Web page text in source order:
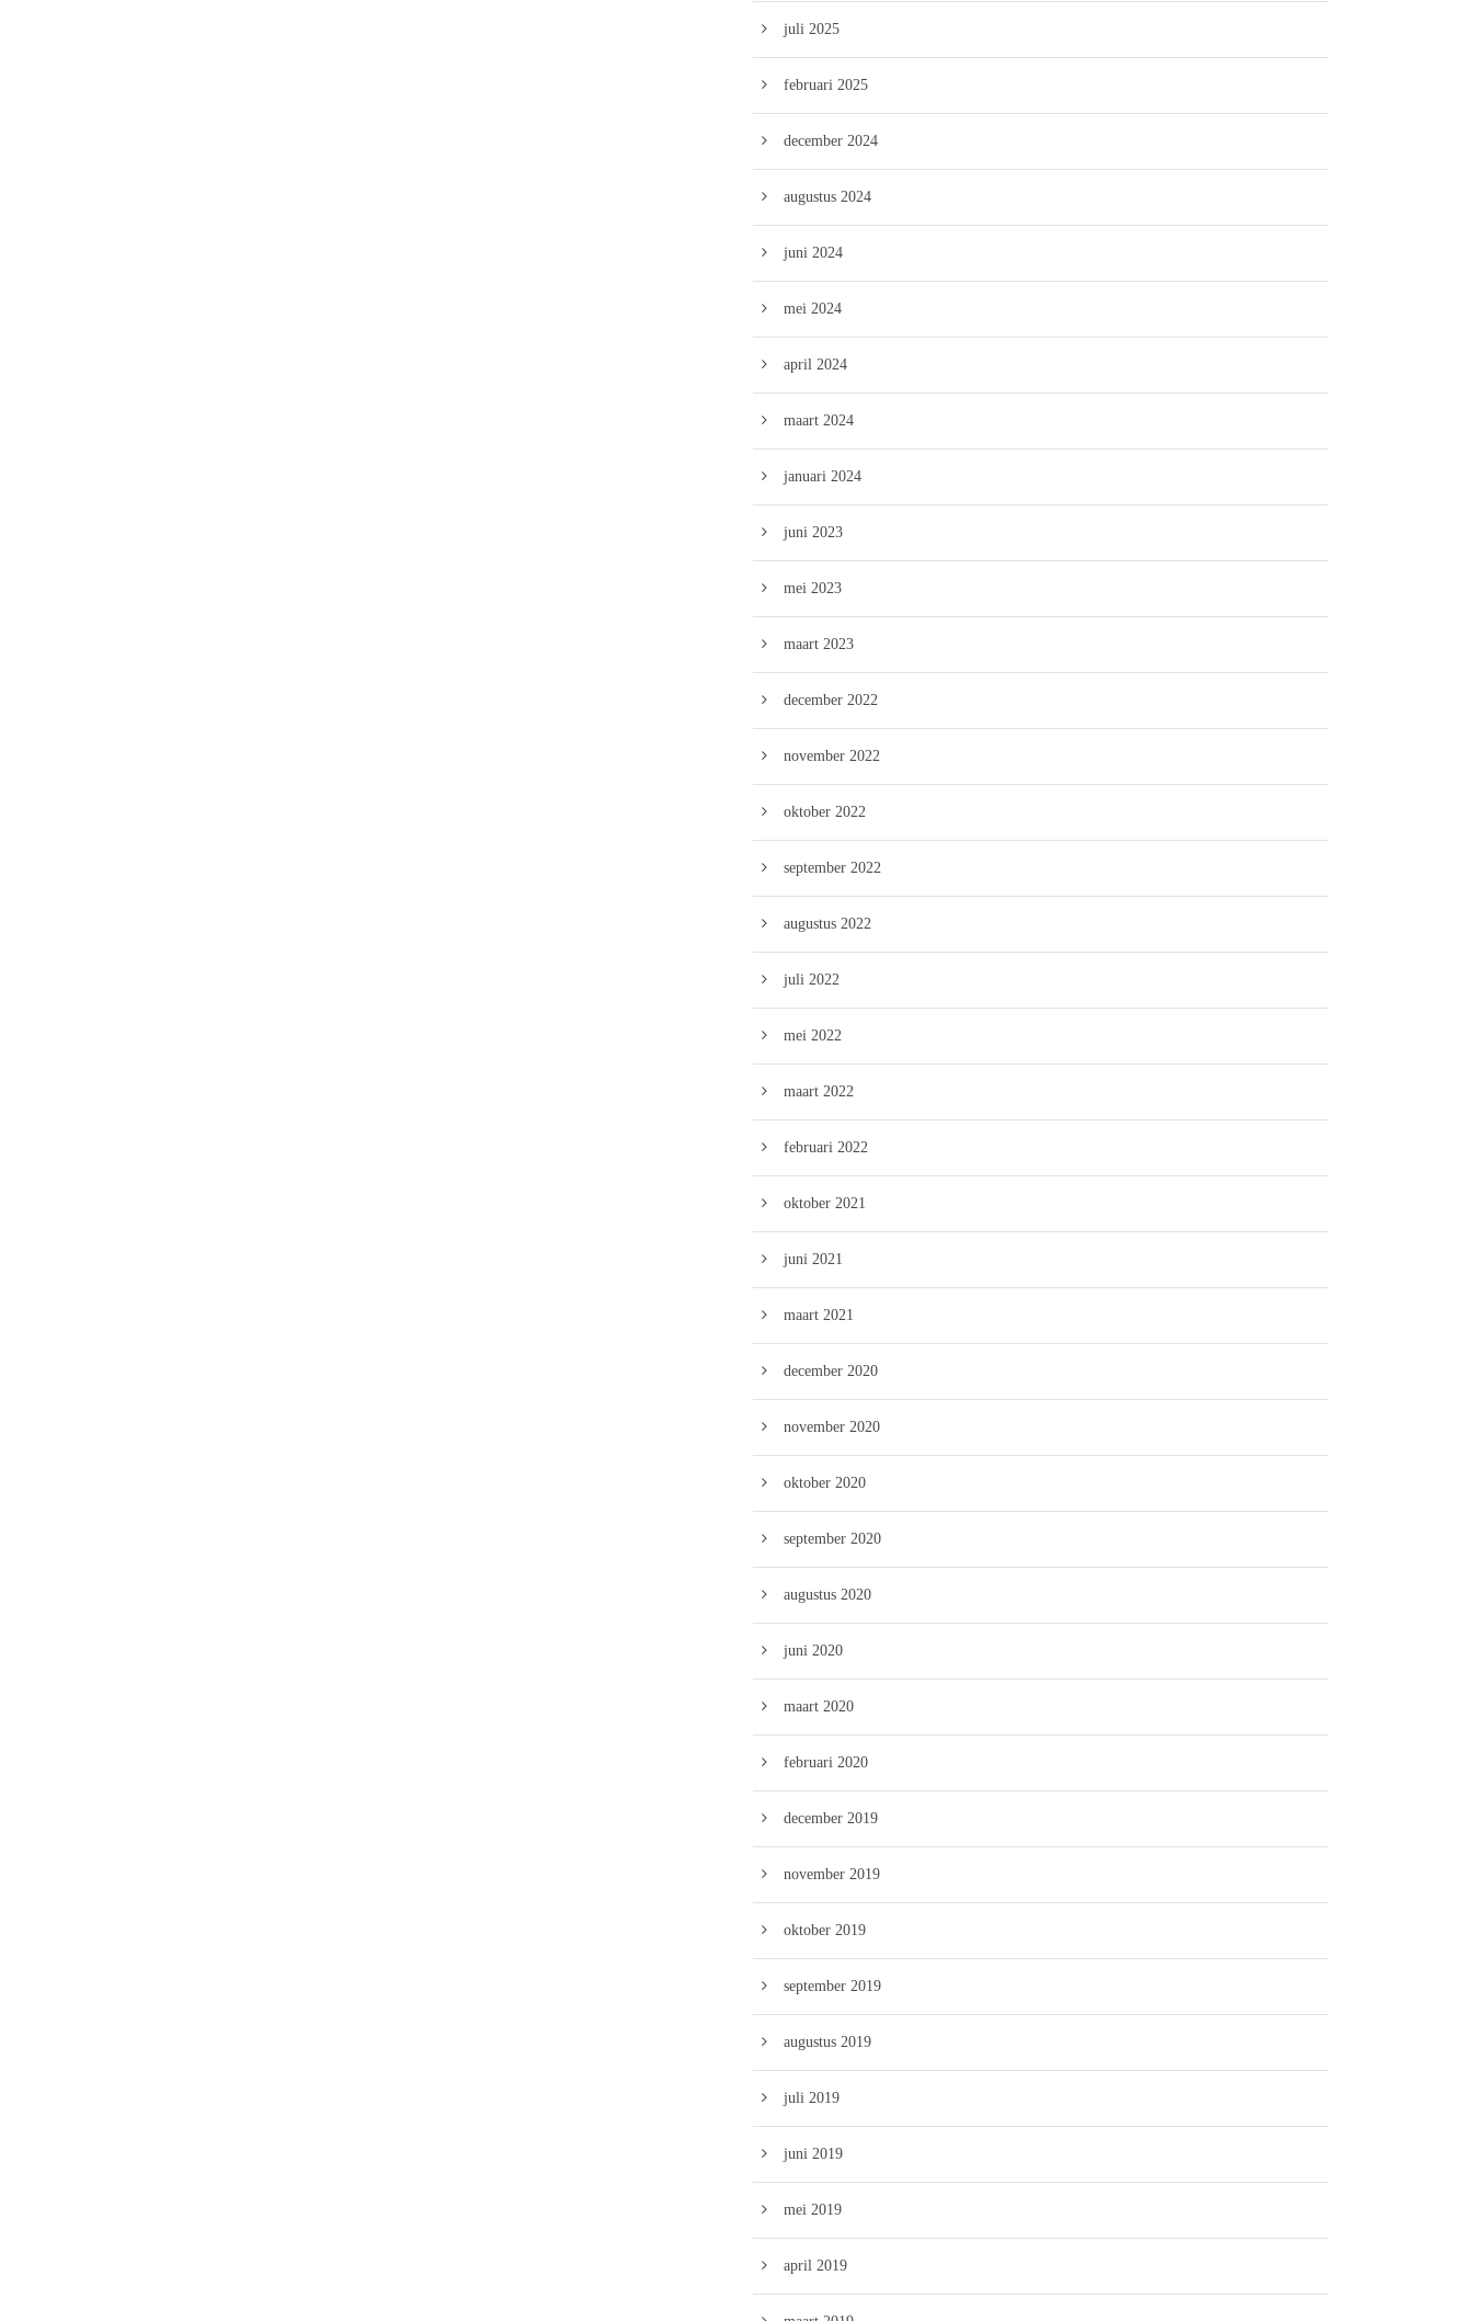
juli 2025
februari 2025
december 2024
augustus 2024
juni 2024
mei 2024
april 2024
maart 2024
januari 2024
juni 2023
mei 2023
maart 2023
december 2022
november 2022
oktober 2022
september 2022
augustus 2022
juli 2022
mei 2022
maart 2022
februari 2022
oktober 2021
juni 2021
maart 2021
december 2020
november 2020
oktober 2020
september 2020
augustus 2020
juni 2020
maart 2020
februari 2020
december 2019
november 2019
oktober 2019
september 2019
augustus 2019
juli 2019
juni 2019
mei 2019
april 2019